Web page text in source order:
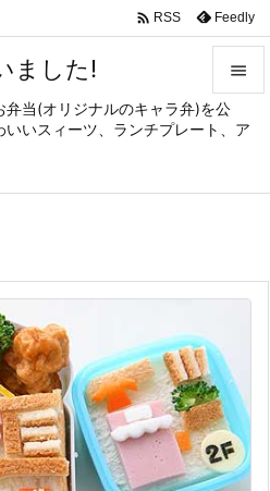
ました!
当(オリジナルのキャラ弁)を公
いスィーツ、ランチプレート、ア


メニュ
サイド

検索
 RSS Feedly